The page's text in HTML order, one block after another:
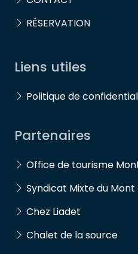
RÉSERVATION
Liens utiles
Politique de
Partenaires
Office de tourisme
Syndicat Mixte du Mont
Chez Liadet
Chalet de la source